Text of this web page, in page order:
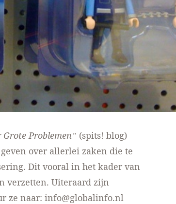
Problemen” (spits! blog)
over allerlei zaken die te
Dit vooral in het kader van
verzetten. Uiteraard zijn
ze naar: info@globalinfo.nl